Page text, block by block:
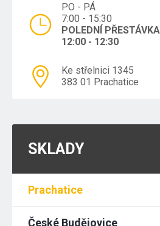
PO - PÁ
7:00 - 15:30
POLEDNÍ PŘESTÁVKA
12:00 - 12:30
Ke střelnici 1345
383 01 Prachatice
SKLADY
Prachatice
České Budějovice